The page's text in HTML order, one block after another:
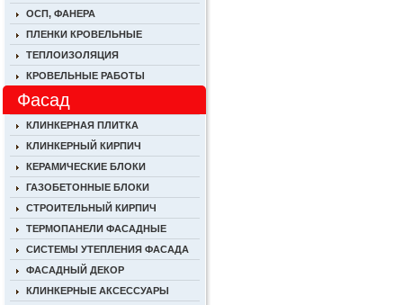
ОСП, ФАНЕРА
ПЛЕНКИ КРОВЕЛЬНЫЕ
ТЕПЛОИЗОЛЯЦИЯ
КРОВЕЛЬНЫЕ РАБОТЫ
Фасад
КЛИНКЕРНАЯ ПЛИТКА
КЛИНКЕРНЫЙ КИРПИЧ
КЕРАМИЧЕСКИЕ БЛОКИ
ГАЗОБЕТОННЫЕ БЛОКИ
СТРОИТЕЛЬНЫЙ КИРПИЧ
ТЕРМОПАНЕЛИ ФАСАДНЫЕ
СИСТЕМЫ УТЕПЛЕНИЯ ФАСАДА
ФАСАДНЫЙ ДЕКОР
КЛИНКЕРНЫЕ АКСЕССУАРЫ